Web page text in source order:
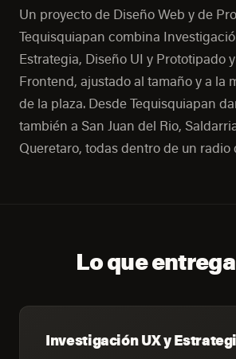
Un proyecto de Diseño Web y de
Tequisquiapan combina
Estrategia, Diseño UI y Prototipado
Frontend, ajustado al tamaño y a la
de la plaza. Desde Tequisquiapan
también a San Juan del Rio,
Queretaro, todas dentro de un radio
Lo que
Investigación UX y